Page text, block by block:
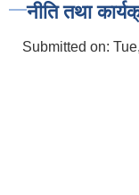
नीति तथा
Submitted on: